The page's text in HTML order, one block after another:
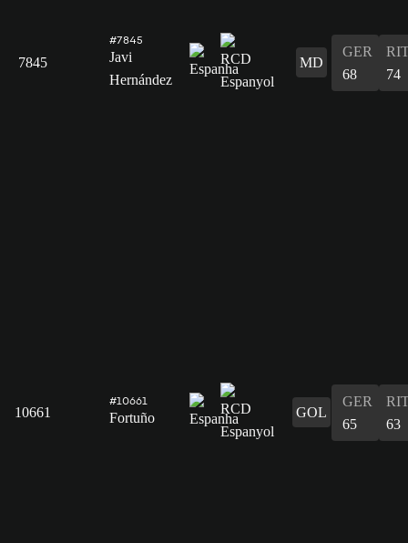
7845
#7845
Javi
Hernández
MD
GER
68
74
10661
#10661
Fortuño GOL
GER
65
63